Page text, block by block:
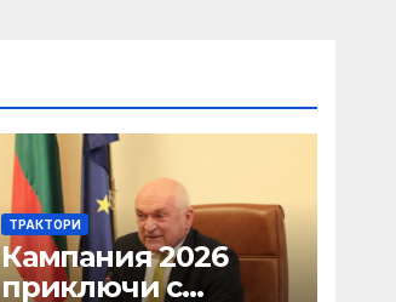
ТРАКТОРИ
Кампания 2026
приключи с